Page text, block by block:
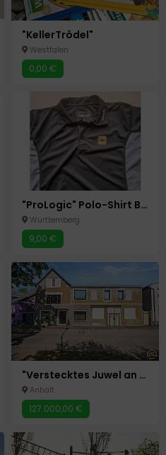
"KellerTrödel"
Westfalen
0,00 €
"ProLogic" Polo-Shirt Black, Funktionshirt, Angeln, Gr. XL?M!
Württemberg
9,00 €
"Verstecktes Juwel an der Bode: Kreativer Freiraum mit Werkstatt, Dachterrasse und viel Potenzial"
Anhalt
127.000,00 €